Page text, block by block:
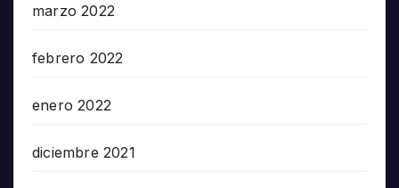
marzo 2022
febrero 2022
enero 2022
diciembre 2021